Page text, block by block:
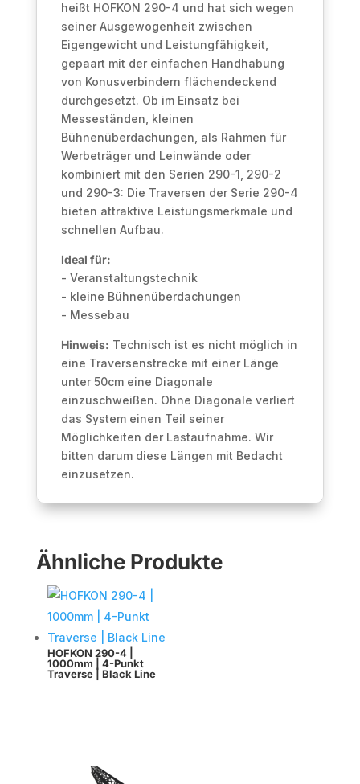
heißt HOFKON 290-4 und hat sich wegen
seiner Ausgewogenheit zwischen
Eigengewicht und Leistungfähigkeit,
gepaart mit der einfachen Handhabung
von Konusverbindern flächendeckend
durchgesetzt. Ob im Einsatz bei
Messeständen, kleinen
Bühnenüberdachungen, als Rahmen für
Werbeträger und Leinwände oder
kombiniert mit den Serien 290-1, 290-2
und 290-3: Die Traversen der Serie 290-4
bieten attraktive Leistungsmerkmale und
schnellen Aufbau.
Ideal für:
- Veranstaltungstechnik
- kleine Bühnenüberdachungen
- Messebau
Hinweis: Technisch ist es nicht möglich in
eine Traversenstrecke mit einer Länge
unter 50cm eine Diagonale
einzuschweißen. Ohne Diagonale verliert
das System einen Teil seiner
Möglichkeiten der Lastaufnahme. Wir
bitten darum diese Längen mit Bedacht
einzusetzen.
Ähnliche Produkte
HOFKON 290-4 |
1000mm | 4-Punkt
Traverse | Black Line